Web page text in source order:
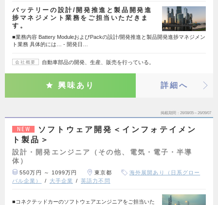
バッテリーの設計/開発推進と製品開発進
捗マネジメント業務をご担当いただきま
す。
■業務内容 Battery ModuleおよびPackの設計/開発推進と製品開発進捗マネジメン
ト業務 具体的には… ‐ 開発日…
会社概要 自動車部品の開発、生産、販売を行っている。
興味あり 詳細へ
掲載期間 26/08/05～26/09/07
NEW
ソフトウェア開発＜インフォテイメン
ト製品＞
設計・開発エンジニア（その他、電気・電子・半導
体）
550万円 ～ 1099万円 東京都
海外展開あり（日系グロー
バル企業）
大手企業 英語力不問
■コネクテッドカーのソフトウェアエンジニアをご担当いた